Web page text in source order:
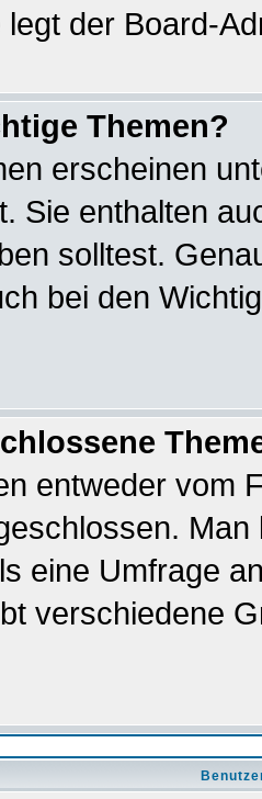
der Board-
Themen?
erscheinen
Sie enthalten
solltest.
bei den
entweder vom
eine Umfrage
verschiedene